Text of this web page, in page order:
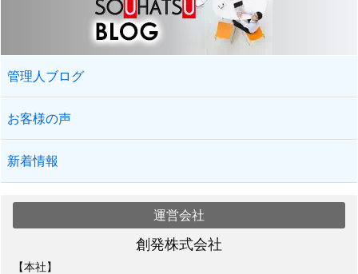
管理人ブログ
お客様の声
新着情報
運営会社
創発株式会社
【本社】